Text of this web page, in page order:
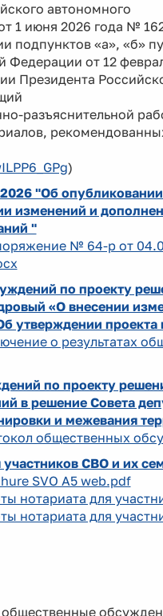
автономного
1 июня 2026 года №
подпунктов «а», «б»
Федерации от 12
Президента
разъяснительной
)
"Об опубликовании
изменений и
"
№ 64-р от
по проекту
«О внесении
утверждении
о результатах
по проекту
в решение Совета
и межевания
общественных
СВО и их
SVO A5 web.pdf
нотариата для
нотариата для